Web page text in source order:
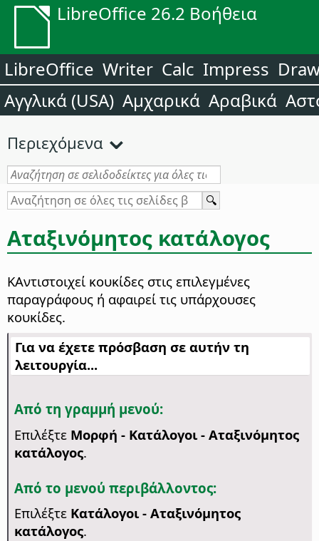
LibreOffice 26.2 Βοήθεια
LibreOffice Writer Calc Impress
Αγγλικά (USA) Αμχαρικά Αραβικά
Περιεχόμενα
Αταξινόμητος κατάλογος
ΚΑντιστοιχεί κουκίδες στις επιλεγμένες
παραγράφους ή αφαιρεί τις υπάρχουσες
κουκίδες.
Για να έχετε πρόσβαση σε αυτήν τη
λειτουργία...
Από τη γραμμή μενού:
Επιλέξτε Μορφή - Κατάλογοι - Αταξινόμητος
κατάλογος.
Από το μενού περιβάλλοντος:
Επιλέξτε Κατάλογοι - Αταξινόμητος
κατάλογος.